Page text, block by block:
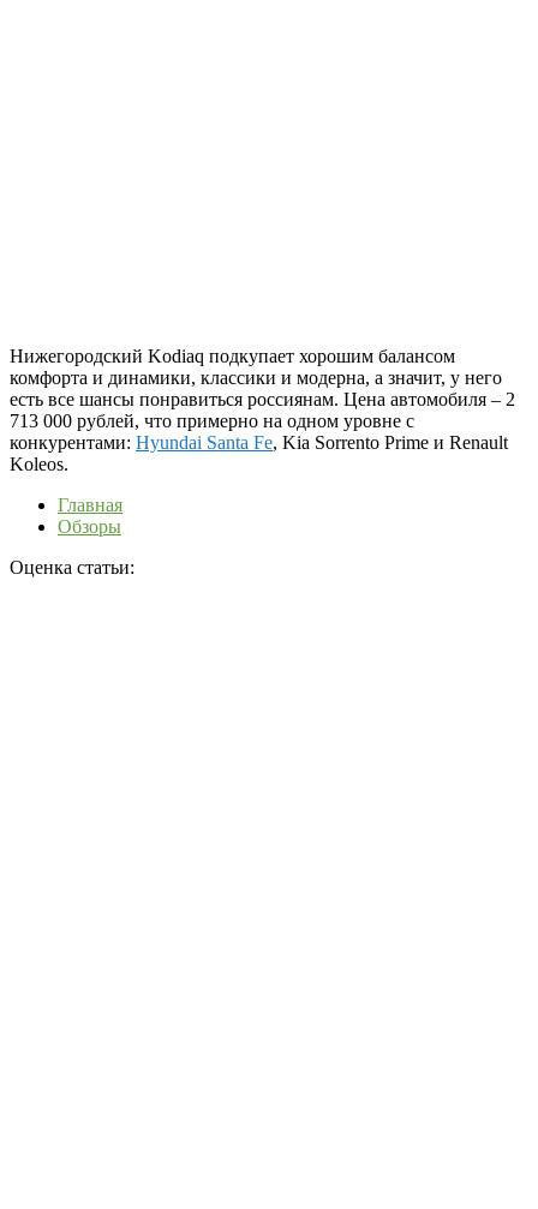
Нижегородский Kodiaq подкупает хорошим балансом
комфорта и динамики, классики и модерна, а значит, у него
есть все шансы понравиться россиянам. Цена автомобиля – 2
713 000 рублей, что примерно на одном уровне с
конкурентами: Hyundai Santa Fe, Kia Sorrento Prime и Renault
Koleos.
Главная
Обзоры
Оценка статьи: